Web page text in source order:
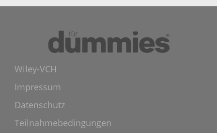
Wiley-VCH
Impressum
Datenschutz
Teilnahmebedingungen